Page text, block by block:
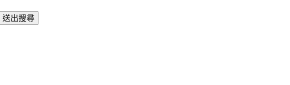
送出搜尋